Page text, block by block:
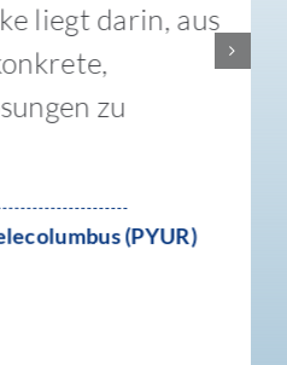
liegt darin, aus
zu
(PYUR)